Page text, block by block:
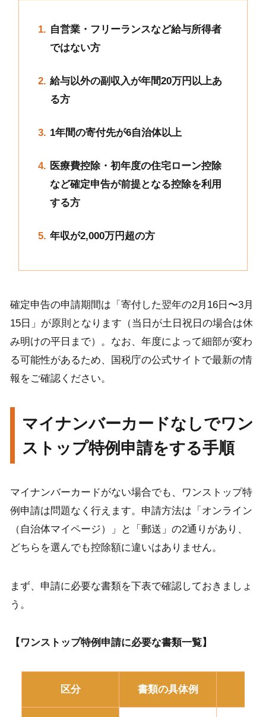
自営業・フリーランスなど給与所得者
ではない方
給与以外の副収入が年間20万円以上あ
る方
1年間の寄付先が6自治体以上
医療費控除・初年度の住宅ローン控除
など確定申告が前提となる控除を利用
する方
年収が2,000万円超の方
確定申告の申請期間は「寄付した翌年の2月16日〜3月
15日」が原則となります（当日が土日祝日の場合は休
み明けの平日まで）。なお、年度によって細部が変わ
る可能性があるため、国税庁の公式サイトで最新の情
報をご確認ください。
マイナンバーカードなしでワン
ストップ特例申請をする手順
マイナンバーカードがない場合でも、ワンストップ特
例申請は問題なく行えます。申請方法は「オンライン
（自治体マイページ）」と「郵送」の2通りがあり、
どちらを選んでも控除額に違いはありません。
まず、申請に必要な書類を下表で確認しておきましょ
う。
【ワンストップ特例申請に必要な書類一覧】
区分 書類の具体例